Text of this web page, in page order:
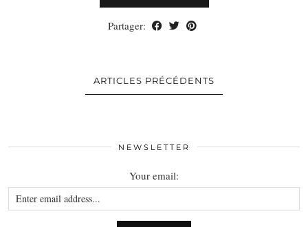
Partager:
ARTICLES PRÉCÉDENTS
NEWSLETTER
Your email: